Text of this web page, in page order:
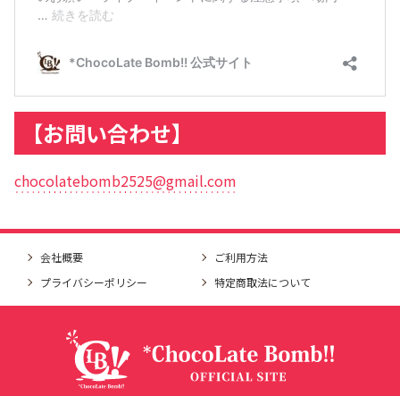
【お問い合わせ】
chocolatebomb2525@gmail.com
会社概要
ご利用方法
プライバシーポリシー
特定商取法について